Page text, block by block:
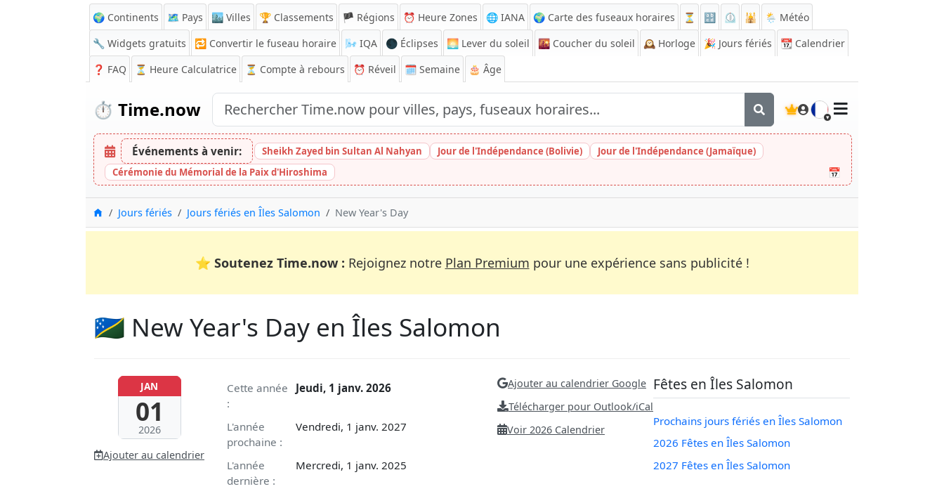
🌍 Continents 🗺️ Pays 🏙️ Villes 🏆 Classements 🏴 Régions ⏰ Heure Zones 🌐 IANA 🌍 Carte des fuseaux horaires ⏳ 🔡 ⏲️ 🕌
🌦️ Météo
🔧 Widgets gratuits
🔁 Convertir le fuseau horaire 🌬️ IQA 🌑 Éclipses 🌅 Lever du soleil 🌇 Coucher du soleil 🕰️ Horloge 🎉 Jours fériés 📆 Calendrier
❓ FAQ ⏳ Heure Calculatrice ⏳ Compte à rebours ⏰ Réveil 🗓️ Semaine 🎂 Âge
⏱️ Time.now 🇫🇷
Événements à venir: Sheikh Zayed bin Sultan Al Nahyan Jour de l'Indépendance (Bolivie)
Jour de l'Indépendance (Jamaïque)
Cérémonie du Mémorial de la Paix d'Hiroshima
📅
Accueil
Jours fériés Jours fériés en Îles Salomon New Year's Day
⭐ Soutenez Time.now : Rejoignez notre Plan Premium pour une expérience sans publicité !
🇸🇧 New Year's Day en Îles Salomon
JAN
01
2026
Ajouter au calendrier
Cette année
:
Jeudi, 1 janv. 2026
L'année
prochaine :
Vendredi, 1 janv. 2027
L'année
dernière :
Mercredi, 1 janv. 2025
Ajouter au calendrier Google
Télécharger pour Outlook/iCal
Voir 2026 Calendrier
Fêtes en Îles Salomon
Prochains jours fériés en Îles Salomon
2026 Fêtes en Îles Salomon
2027 Fêtes en Îles Salomon